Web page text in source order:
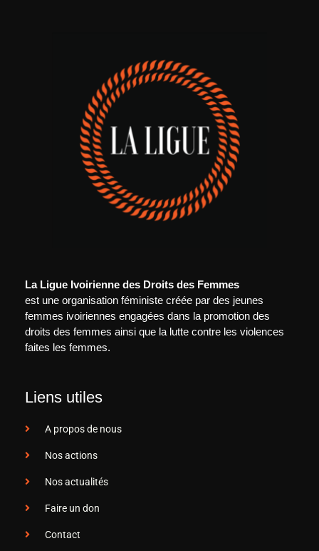
La Ligue Ivoirienne des Droits des Femmes
est une organisation féministe créée par des jeunes
femmes ivoiriennes engagées dans la promotion des
droits des femmes ainsi que la lutte contre les violences
faites les femmes.
Liens utiles
A propos de nous
Nos actions
Nos actualités
Faire un don
Contact